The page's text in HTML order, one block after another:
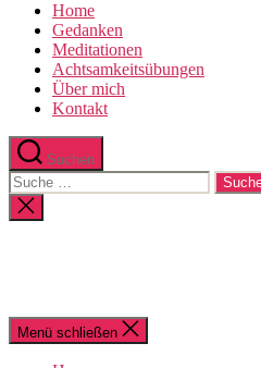
Home
Gedanken
Meditationen
Achtsamkeitsübungen
Über mich
Kontakt
Suchen
Suche
nach:
Suche
schließen
Menü schließen